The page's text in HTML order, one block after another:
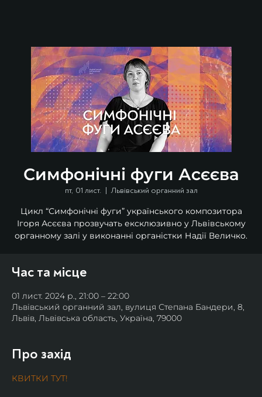
Симфонічні фуги Асєєва
пт, 01 лист.
  |
Львівський органний зал
Цикл “Симфонічні фуги” українського композитора
Ігоря Асєєва прозвучать ексклюзивно у Львівському
органному залі у виконанні органістки Надії Величко.
Час та місце
01 лист. 2024 р., 21:00 – 22:00
Львівський органний зал, вулиця Степана Бандери, 8,
Львів, Львівська область, Україна, 79000
Про захід
КВИТКИ ТУТ!